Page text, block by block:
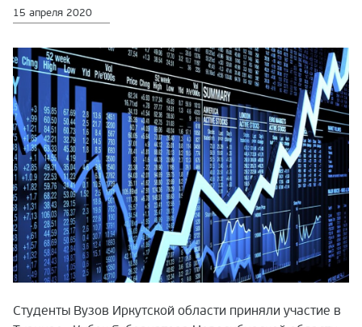
15 апреля 2020
Студенты Вузов Иркутской области приняли участие в